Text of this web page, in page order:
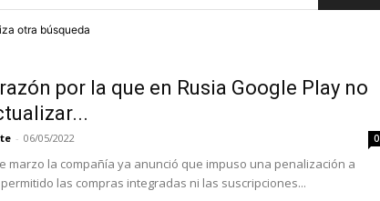
otra búsqueda
por la que en Rusia Google Play no
- 06/05/2022 0
marzo la compañía ya anunció que impuso una penalización a
las compras integradas ni las suscripciones...